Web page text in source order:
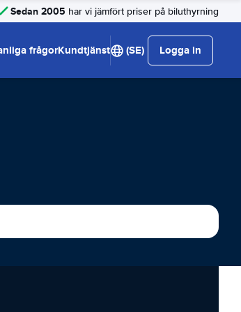
Sedan 2005 har vi jämfört priser på biluthyrning
frågorKundtjänst (SE) Logga in